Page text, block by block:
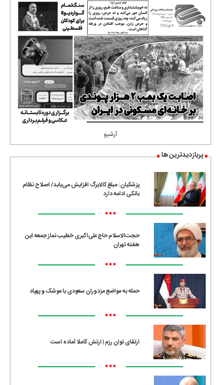
آرشیو
پربازدیدترین ها
پزشکیان: مبلغ کالابرگ افزایش می‌یابد/ اصلاح نظام
بانکی ادامه دارد
•••
حجت‌الاسلام حاج‌علی‌اکبری خطیب نماز جمعه این
هفته تهران
•••
حمله به مواضع مزدوران سعودی با موشک و پهپاد
•••
ارتقای توان رزم | ارتش کاملا آماده است
•••